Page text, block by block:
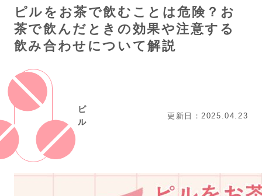
ピルをお茶で飲むことは危険？お
茶で飲んだときの効果や注意する
飲み合わせについて解説
ピ
ル
更新日：2025.04.23